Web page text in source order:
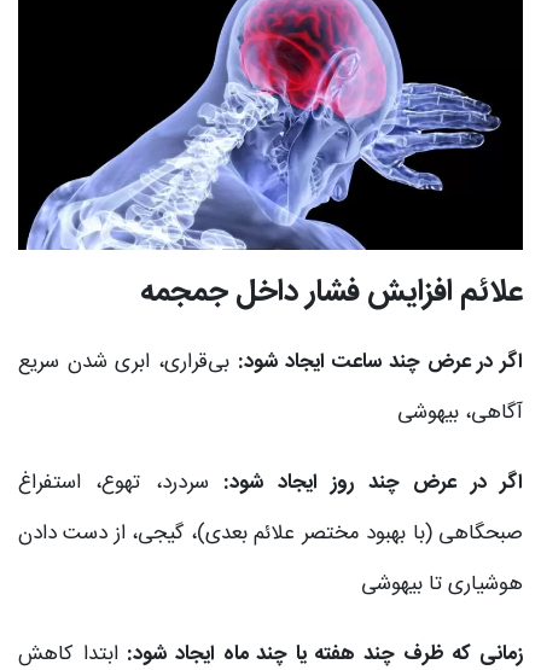
علائم افزایش فشار داخل جمجمه
اگر در عرض چند ساعت ایجاد شود: بی‌قراری، ابری شدن سریع
آگاهی، بیهوشی
اگر در عرض چند روز ایجاد شود: سردرد، تهوع، استفراغ
صبحگاهی (با بهبود مختصر علائم بعدی)، گیجی، از دست دادن
هوشیاری تا بیهوشی
زمانی که ظرف چند هفته یا چند ماه ایجاد شود: ابتدا کاهش